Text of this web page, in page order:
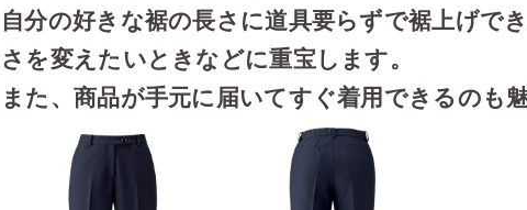
自分の好きな裾の長さに道具要らずで裾上げで
さを変えたいときなどに重宝します。
また、商品が手元に届いてすぐ着用できるのも魅